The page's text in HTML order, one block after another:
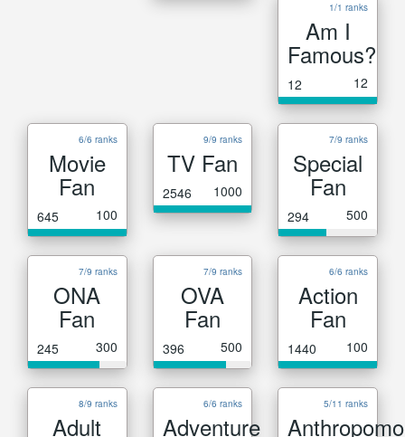
1/1 ranks
Am I
Famous?
12 12
6/6 ranks
Movie
Fan
645 100
9/9 ranks
TV Fan
2546 1000
7/9 ranks
Special
Fan
294 500
7/9 ranks
ONA
Fan
245 300
7/9 ranks
OVA
Fan
396 500
6/6 ranks
Action
Fan
1440 100
8/9 ranks
Adult
6/6 ranks
Adventure
5/11 ranks